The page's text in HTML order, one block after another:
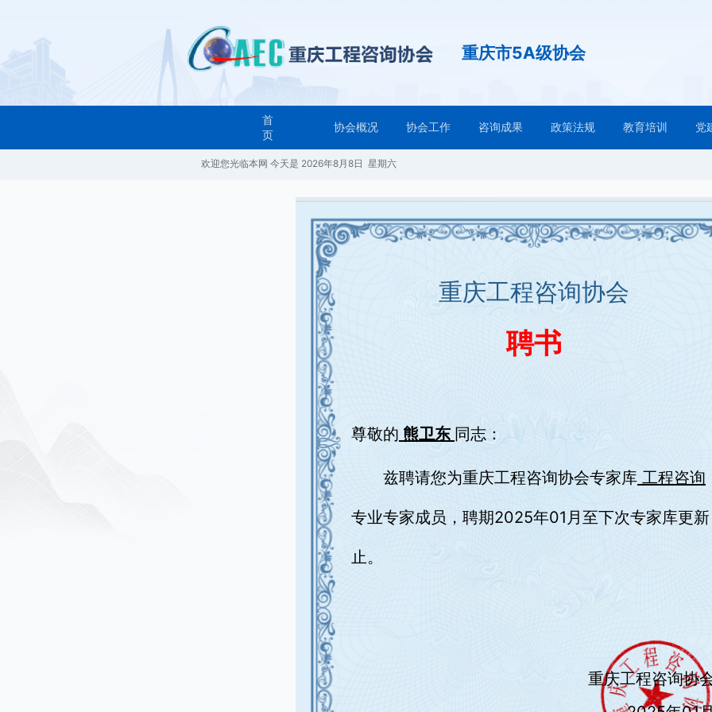
重庆市5A级协会
首
页
协会概况 协会工作 咨询成果 政策法规 教育培训 党
欢迎您光临本网 今天是 2026年8月8日 星期六
重庆工程咨询协会
聘书
尊敬的 熊卫东 同志：
兹聘请您为重庆工程咨询协会专家库工程咨询
专业专家成员，聘期2025年01月至下次专家库更新
止。
重庆工程咨询协